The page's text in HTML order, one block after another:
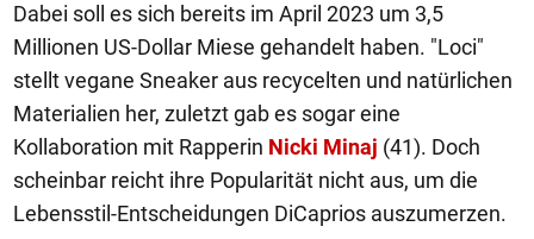
Dabei soll es sich bereits im April 2023 um 3,5
Millionen US-Dollar Miese gehandelt haben. "Loci"
stellt vegane Sneaker aus recycelten und natürlichen
Materialien her, zuletzt gab es sogar eine
Kollaboration mit Rapperin Nicki Minaj (41). Doch
scheinbar reicht ihre Popularität nicht aus, um die
Lebensstil-Entscheidungen DiCaprios auszumerzen.